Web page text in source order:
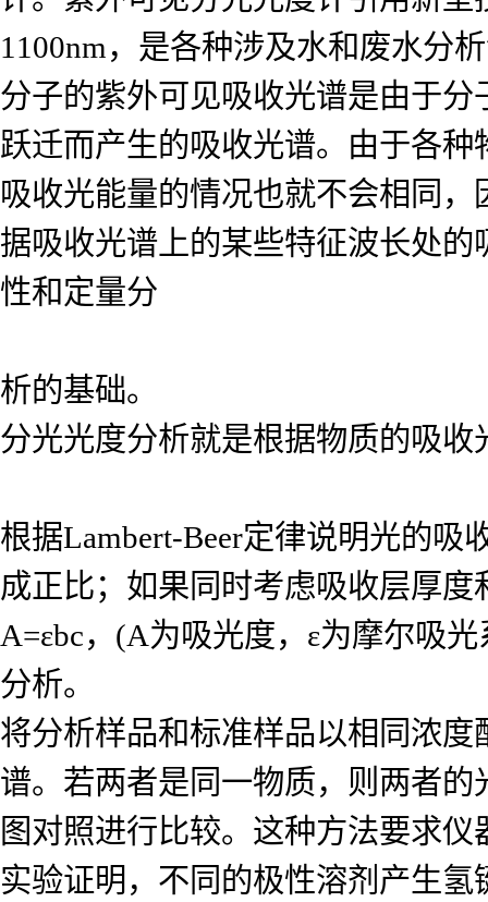
1100nm，是各种涉及水和废水分
分子的紫外可见吸收光谱是由于
跃迁而产生的吸收光谱。由于各
吸收光能量的情况也就不会相同
据吸收光谱上的某些特征波长处
性和定量分
析的基础。
分光光度分析就是根据物质的吸
根据Lambert-Beer定律说明光的
成正比；如果同时考虑吸收层厚
A=εbc，(A为吸光度，ε为摩尔吸
分析。
将分析样品和标准样品以相同浓
谱。若两者是同一物质，则两者
图对照进行比较。这种方法要求
实验证明，不同的极性溶剂产生